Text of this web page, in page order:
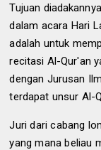
Tujuan
dalam acara Hari
adalah untuk
recitasi Al-Qur'an
dengan Jurusan
terdapat unsur Al-
Juri dari cabang
yang mana beliau